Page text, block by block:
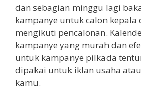
dan sebagian minggu lagi
kampanye untuk calon kepala
mengikuti pencalonan.
kampanye yang murah dan
untuk kampanye pilkada
dipakai untuk iklan usaha
kamu.